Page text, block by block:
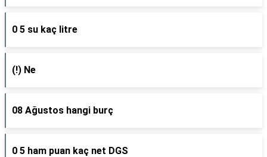
0 5 su kaç litre
(!) Ne
08 Ağustos hangi burç
0 5 ham puan kaç net DGS